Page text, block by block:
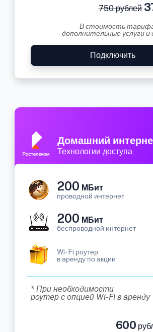
750 рублей
В стоимость
дополнительные услуги и
Подключить
Домашний
Технологии доступа
200 МБит
проводной интернет
200 МБит
беспроводной интернет
Wi-Fi роутер
в аренду по акции
* При необходимости
роутер с опцией Wi-Fi в аренду
600